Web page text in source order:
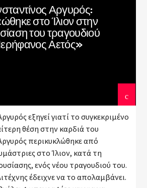
Hits
22:00
Radio
Αργυρός:
στο Ίλιον στην
του τραγουδιού
Αετός»
εξηγεί γιατί το συγκεκριμένο
θέση στην καρδιά του
περικυκλώθηκε από
στο Ίλιον, κατά τη
ενός νέου τραγουδιού του.
έδειχνε να το απολαμβάνει.